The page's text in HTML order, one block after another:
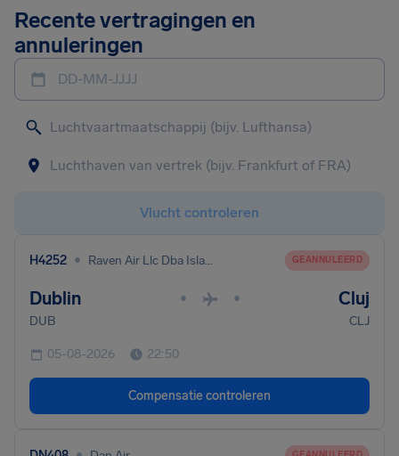
Recente vertragingen en
annuleringen
DD-MM-JJJJ
Vlucht controleren
H4252 • Raven Air Llc Dba Island Hoppers GEANNULEERD
Dublin • • Cluj
DUB CLJ
05-08-2026 22:50
Compensatie controleren